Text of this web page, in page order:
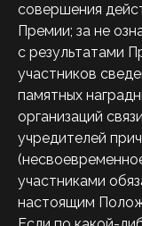
совершения
Премии; за не
с результатами
участников
памятных
организаций
учредителей
участниками
настоящим